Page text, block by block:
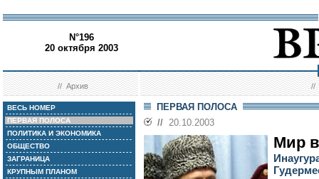
N°196
20 октября 2003
//Архив //
ВЕСЬ НОМЕР
ПЕРВАЯ ПОЛОСА
ПОЛИТИКА И ЭКОНОМИКА
ОБЩЕСТВО
ЗАГРАНИЦА
КРУПНЫМ ПЛАНОМ
ПЕРВАЯ ПОЛОСА
// 20.10.2003
Мир